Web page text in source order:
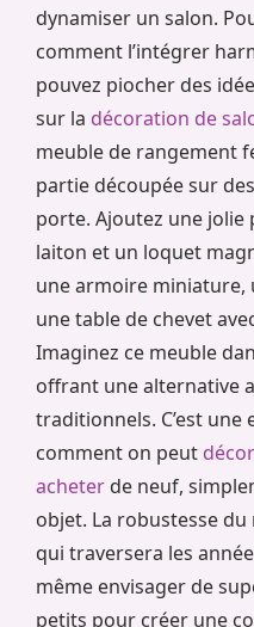
dynamiser un salon.
comment l’intégrer
pouvez piocher des
sur la décoration de
meuble de rangement
partie découpée sur
porte. Ajoutez une jolie
laiton et un loquet
une armoire miniature,
une table de chevet
Imaginez ce meuble
offrant une alternative
traditionnels. C’est
comment on peut
acheter de neuf,
objet. La robustesse
qui traversera les
même envisager de
petits pour créer une